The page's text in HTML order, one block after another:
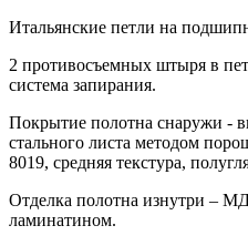
Итальянские петли на
2 противосъемных штыря в
система запирания.
Покрытие полотна снаружи -
стального листа методом
8019, средняя текстура,
Отделка полотна изнутри –
ламинатином.